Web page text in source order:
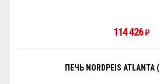
114 426₽
ПЕЧЬ NORDPEIS